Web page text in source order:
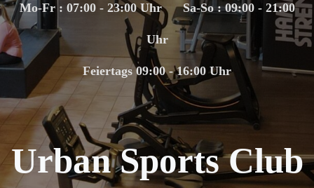
Mo-Fr : 07:00 - 23:00 Uhr Sa-So : 09:00 - 21:00
Uhr
Feiertags 09:00 - 16:00 Uhr
Urban Sports Club